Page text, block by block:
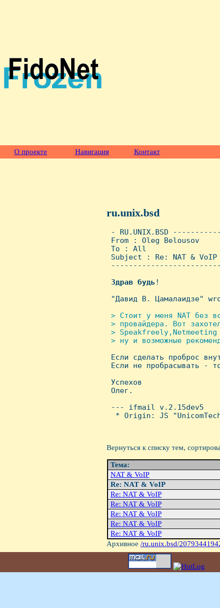
О проекте Навигация Контакт
ru.unix.bsd
- RU.UNIX.BSD
From : Oleg Belousov
To : All
Subject : Re: NAT & VoIP
Здрав будь !
"Давид В. Цамалаидзе"
> Стоит у меня NAT без
> провайдера. Вот
> Speakfreely,Netmeeting
> ну и возможные
Если сделать проброс
Если не пробрасывать -
Успехов
Олег.
--- ifmail v.2.15dev5
* Origin: JS
Вернуться к списку тем,
Тема:
NAT & VoIP
Re: NAT & VoIP
Re: NAT & VoIP
Re: NAT & VoIP
Re: NAT & VoIP
Re: NAT & VoIP
Re: NAT & VoIP
Архивное /ru.unix.bsd/